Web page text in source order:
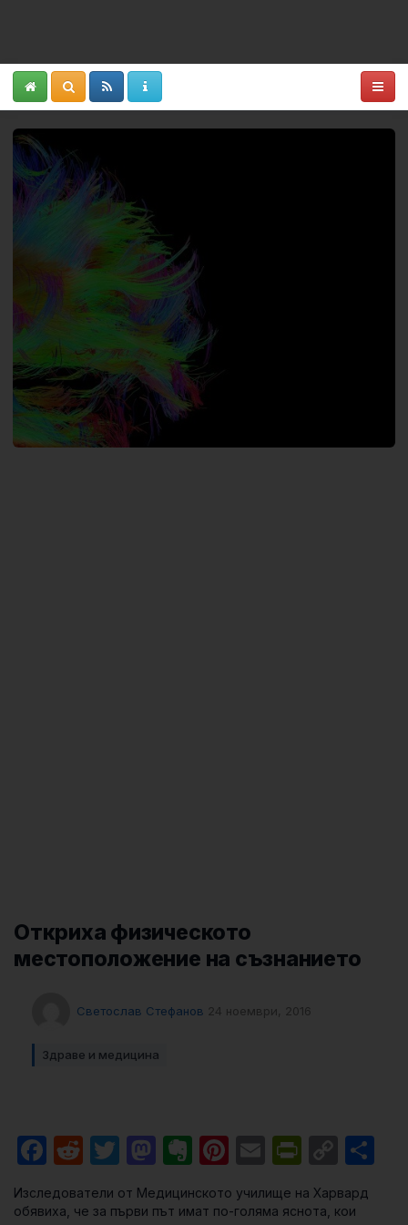
Откриха физическото
местоположение на съзнанието
Светослав Стефанов 24 ноември, 2016
Здраве и медицина
Facebook
RedditTwitter
Mastodon
Evernote
Pinterest
Email
Изследователи от Медицинското училище на Харвард
обявиха, че за първи път имат по-голяма яснота, кои